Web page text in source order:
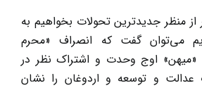
از منظر جدیدترین تحولات بخواهیم به
می‌توان گفت که انصراف «محرم
«میهن» اوج وحدت و اشتراک نظر در
و توسعه و اردوغان را نشان